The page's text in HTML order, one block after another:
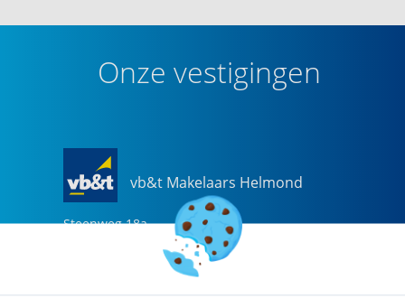
Onze vestigingen
vb&t Makelaars Helmond
Steenweg 18a
helmond@vbtmakelaars.nl